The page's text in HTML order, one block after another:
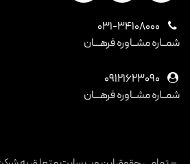
031-34108000
شمــاره مشــاوره فرهـــان
09121623090
شمــاره مشــاوره فرهـــان